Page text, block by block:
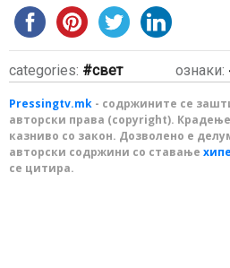
categories: свет ознаки:
Pressingtv.mk - содржините се
авторски права (copyright).
казниво со закон. Дозволено е
авторски содржини со ставање
се цитира.